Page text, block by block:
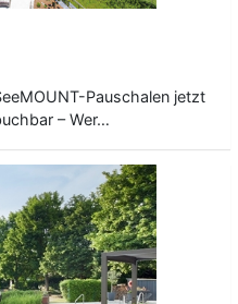
Pauschalen jetzt
– Wer…